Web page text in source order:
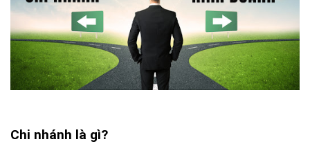
Chi nhánh là gì?